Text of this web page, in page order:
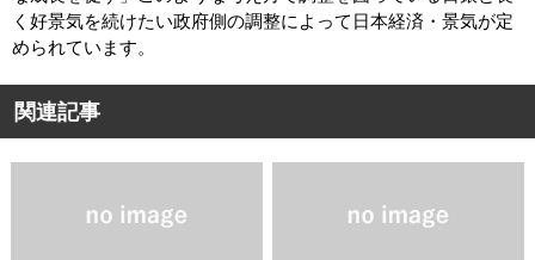
く好景気を続けたい政府側の調整によって日本経済・景気が定
められています。
関連記事